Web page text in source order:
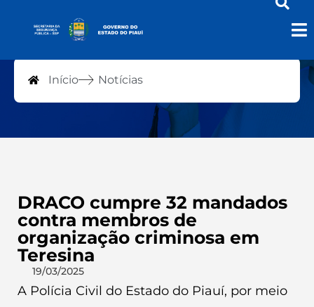
Notícias
Início Notícias
DRACO cumpre 32 mandados
contra membros de
organização criminosa em
Teresina
19/03/2025
A Polícia Civil do Estado do Piauí, por meio